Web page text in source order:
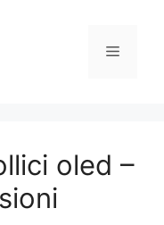
Menu
oled –